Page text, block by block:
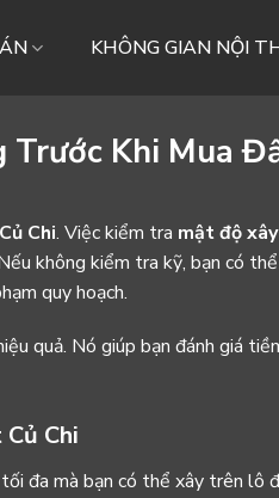
KHÔNG GIAN NỘI
Khi Mua
Chi. Việc kiểm tra mật độ
không kiểm tra kỹ, bạn có
quy hoạch.
quả. Nó giúp bạn đánh giá
Chi
đa mà bạn có thể xây trên lô